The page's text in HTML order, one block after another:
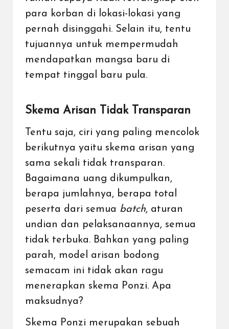
para korban di lokasi-lokasi yang
pernah disinggahi. Selain itu, tentu
tujuannya untuk mempermudah
mendapatkan mangsa baru di
tempat tinggal baru pula.
Skema Arisan Tidak Transparan
Tentu saja, ciri yang paling mencolok
berikutnya yaitu skema arisan yang
sama sekali tidak transparan.
Bagaimana uang dikumpulkan,
berapa jumlahnya, berapa total
peserta dari semua batch, aturan
undian dan pelaksanaannya, semua
tidak terbuka. Bahkan yang paling
parah, model arisan bodong
semacam ini tidak akan ragu
menerapkan skema Ponzi. Apa
maksudnya?
Skema Ponzi merupakan sebuah